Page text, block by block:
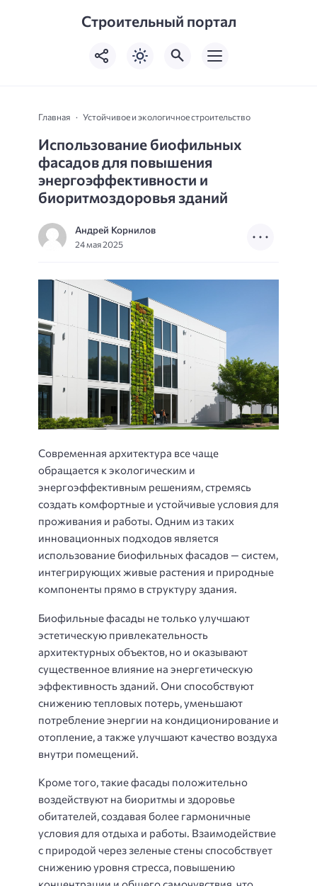
Строительный портал
Главная Устойчивое и экологичное строительство
Использование биофильных
фасадов для повышения
энергоэффективности и
биоритмоздоровья зданий
Андрей Корнилов
24 мая 2025
Современная архитектура все чаще
обращается к экологическим и
энергоэффективным решениям, стремясь
создать комфортные и устойчивые условия для
проживания и работы. Одним из таких
инновационных подходов является
использование биофильных фасадов — систем,
интегрирующих живые растения и природные
компоненты прямо в структуру здания.
Биофильные фасады не только улучшают
эстетическую привлекательность
архитектурных объектов, но и оказывают
существенное влияние на энергетическую
эффективность зданий. Они способствуют
снижению тепловых потерь, уменьшают
потребление энергии на кондиционирование и
отопление, а также улучшают качество воздуха
внутри помещений.
Кроме того, такие фасады положительно
воздействуют на биоритмы и здоровье
обитателей, создавая более гармоничные
условия для отдыха и работы. Взаимодействие
с природой через зеленые стены способствует
снижению уровня стресса, повышению